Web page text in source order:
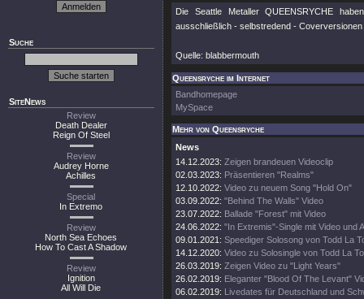
Suche
SiteNews
Review
Death Dealer
Reign Of Steel
Review
Audrey Horne
Achilles
Special
In Extremo
Review
North Sea Echoes
How To Cast A Shadow
Review
Ignition
All Will Die
Die Seattle Metaller QUEENSRYCHE
ausschließlich - selbstredend -
Quelle: blabbermouth
Queensryche im Internet
Bandhomepage
MySpace
Mehr von Queensryche
News
14.12.2023: Zeigen brandeuen Videoclip
02.03.2023: Präsentieren "Realms"
12.10.2022: Video zu neuem Song "Hold On"
03.09.2022: "Behind The Walls" Video
23.07.2022: Ballade "Forest" mit Video
24.06.2022: "In Extremis"-Single mit Video und
09.01.2021: Speediger Solosong von Todd La
14.12.2020: Video zu Solosingle von Todd La
26.03.2019: Zeigen Video zu "Light Years"
26.02.2019: Eleganter "Blood Of The Levant"
06.02.2019: Livedates für Deutschland und